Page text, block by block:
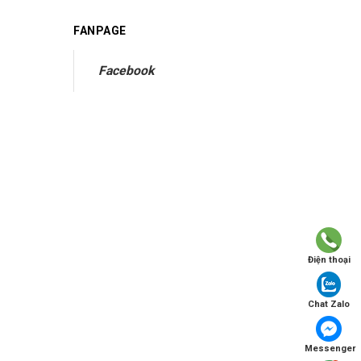
FANPAGE
Facebook
Điện thoại
Chat Zalo
Messenger